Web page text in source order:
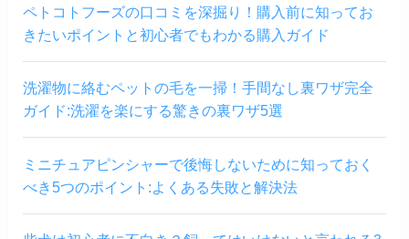
ペトコトフーズの口コミを深掘り！購入前に知ってお
きたいポイントと初心者でもわかる購入ガイド
洗濯物に絡むペットの毛を一掃！手間なし裏ワザ完全
ガイド:洗濯を楽にする驚きの裏ワザ5選
ミニチュアピンシャーで後悔しないために知っておく
べき5つのポイント:よくある失敗と解決法